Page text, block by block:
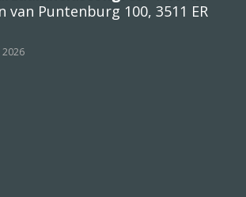
van Puntenburg 100, 3511 ER